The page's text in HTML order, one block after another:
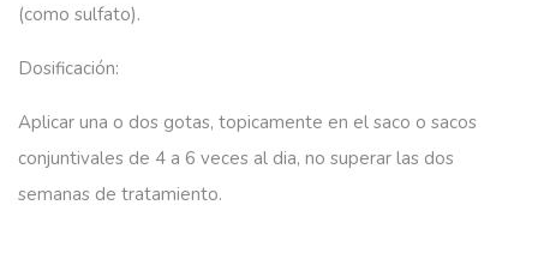
(como sulfato).
Dosificación:
Aplicar una o dos gotas, topicamente en el saco o sacos
conjuntivales de 4 a 6 veces al dia, no superar las dos
semanas de tratamiento.